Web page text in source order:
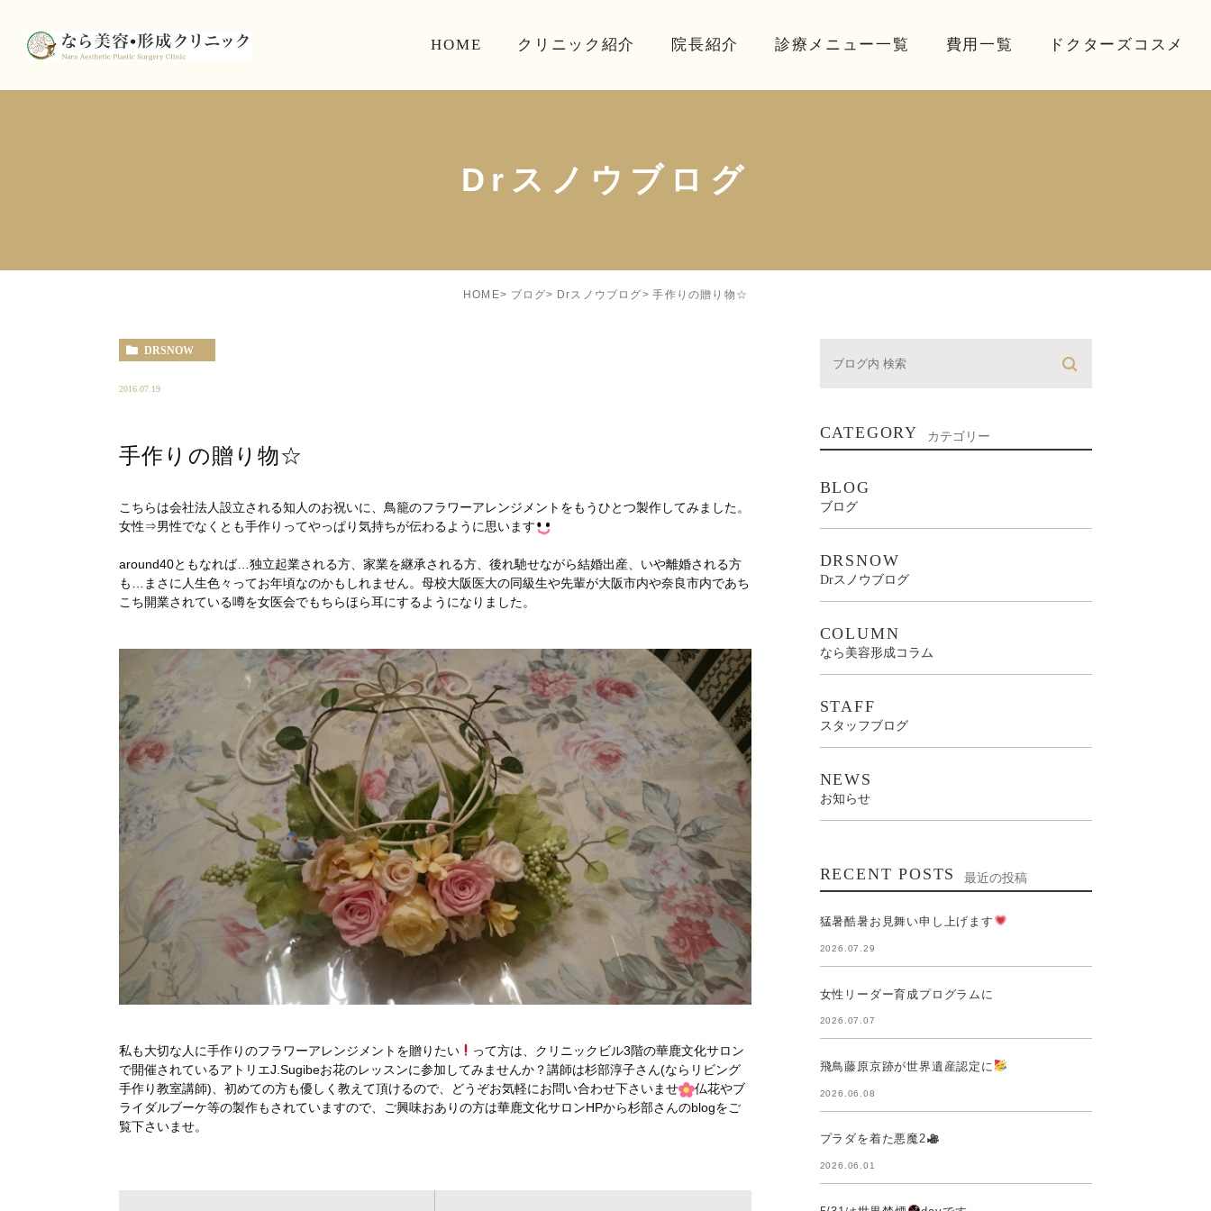
HOME クリニック紹介 院長紹介 診療メニュー一覧 費用一覧 ドクターズコスメ
Drスノウブログ
HOME ブログ Drスノウブログ 手作りの贈り物☆
DRSNOW
2016.07.19
手作りの贈り物☆
こちらは会社法人設立される知人のお祝いに、鳥籠のフラワーアレンジメントをもうひとつ製作してみました。
女性⇒男性でなくとも手作りってやっぱり気持ちが伝わるように思います
around40ともなれば…独立起業される方、家業を継承される方、後れ馳せながら結婚出産、いや離婚される方
も…まさに人生色々ってお年頃なのかもしれません。母校大阪医大の同級生や先輩が大阪市内や奈良市内であち
こち開業されている噂を女医会でもちらほら耳にするようになりました。
私も大切な人に手作りのフラワーアレンジメントを贈りたい
って方は、クリニックビル3階の華鹿文化サロン
で開催されているアトリエJ.Sugibeお花のレッスンに参加してみませんか？講師は杉部淳子さん(ならリビング
手作り教室講師)、初めての方も優しく教えて頂けるので、どうぞお気軽にお問い合わせ下さいませ
仏花やブ
ライダルブーケ等の製作もされていますので、ご興味おありの方は華鹿文化サロンHPから杉部さんのblogをご
覧下さいませ。
CATEGORY カテゴリー
BLOG
ブログ
DRSNOW
Drスノウブログ
COLUMN
なら美容形成コラム
STAFF
スタッフブログ
NEWS
お知らせ
RECENT POSTS 最近の投稿
猛暑酷暑お見舞い申し上げます
2026.07.29
女性リーダー育成プログラムに
2026.07.07
飛鳥藤原京跡が世界遺産認定に
2026.06.08
プラダを着た悪魔2
2026.06.01